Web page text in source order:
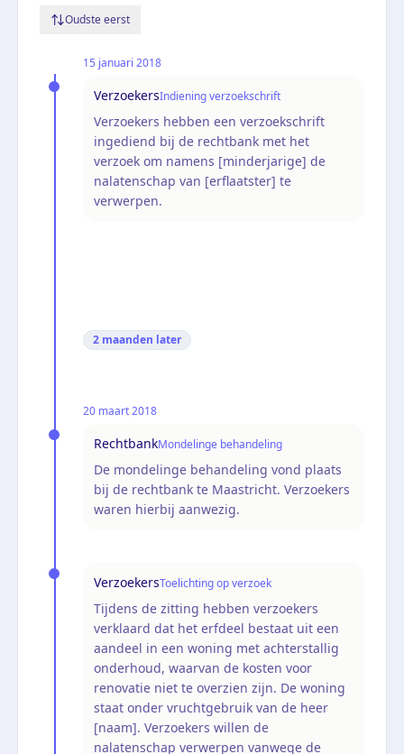
Oudste eerst
15 januari 2018
VerzoekersIndiening verzoekschrift
Verzoekers hebben een verzoekschrift
ingediend bij de rechtbank met het
verzoek om namens [minderjarige] de
nalatenschap van [erflaatster] te
verwerpen.
2 maanden later
20 maart 2018
RechtbankMondelinge behandeling
De mondelinge behandeling vond plaats
bij de rechtbank te Maastricht. Verzoekers
waren hierbij aanwezig.
VerzoekersToelichting op verzoek
Tijdens de zitting hebben verzoekers
verklaard dat het erfdeel bestaat uit een
aandeel in een woning met achterstallig
onderhoud, waarvan de kosten voor
renovatie niet te overzien zijn. De woning
staat onder vruchtgebruik van de heer
[naam]. Verzoekers willen de
nalatenschap verwerpen vanwege de